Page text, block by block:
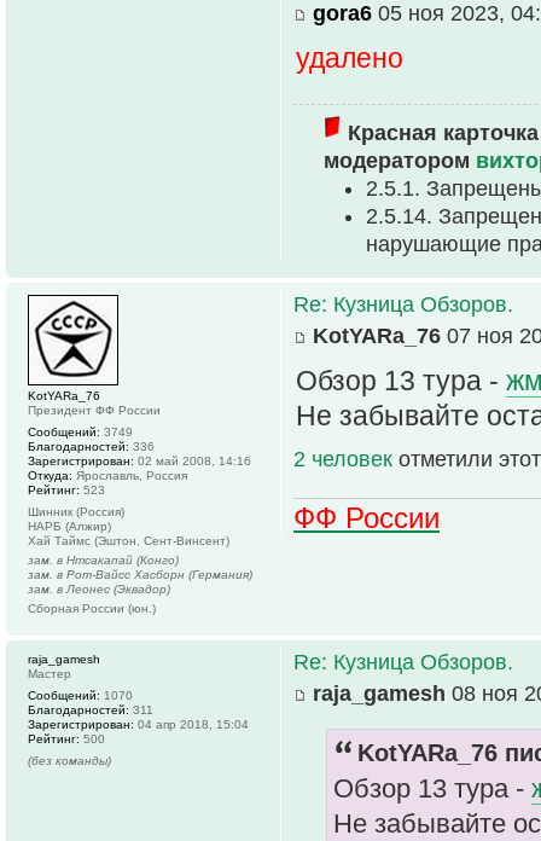
gora6 05 ноя 2023,
удалено
Красная
модератором
2.5.1.
2.5.14.
нарушающие
Re: Кузница Обзоров.
KotYARa_76 07 ноя
Обзор 13 тура -
Не забывайте
2 человек отметили
ФФ России
KotYARa_76
Президент ФФ России
Сообщений: 3749
Благодарностей: 336
Зарегистрирован: 02 май 2008, 14:16
Откуда: Ярославль, Россия
Рейтинг: 523
Шинник (Россия)
НАРБ (Алжир)
Хай Таймс (Эштон, Сент-Винсент)
зам. в Нтсакапай (Конго)
зам. в Рот-Вайсс Хасборн (Германия)
зам. в Леонес (Эквадор)
Сборная России (юн.)
Re: Кузница Обзоров.
raja_gamesh 08 ноя
KotYARa_76
Обзор 13 тура -
Не забывайте
raja_gamesh
Мастер
Сообщений: 1070
Благодарностей: 311
Зарегистрирован: 04 апр 2018, 15:04
Рейтинг: 500
(без команды)